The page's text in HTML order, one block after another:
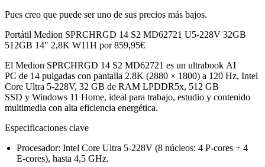
Pues creo que puede ser uno de sus precios más bajos.
Portátil Medion SPRCHRGD 14 S2 MD62721 U5-228V 32GB
512GB 14" 2,8K W11H por 859,95€
El Medion SPRCHRGD 14 S2 MD62721 es un ultrabook AI
PC de 14 pulgadas con pantalla 2.8K (2880 × 1800) a 120 Hz, Intel
Core Ultra 5‑228V, 32 GB de RAM LPDDR5x, 512 GB
SSD y Windows 11 Home, ideal para trabajo, estudio y contenido
multimedia con alta eficiencia energética.
Especificaciones clave
Procesador: Intel Core Ultra 5‑228V (8 núcleos: 4 P‑cores + 4
E‑cores), hasta 4,5 GHz.